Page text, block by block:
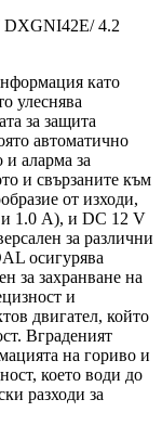
DXGNI42E/ 4.2
като
улеснява
за защита
автоматично
и аларма за
и свързаните към
от изходи,
1.0 A), и DC 12 V
за различни
осигурява
за захранване на
и
двигател, който
Вграденият
на гориво и
което води до
разходи за